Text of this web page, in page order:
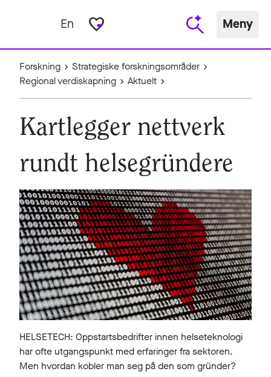
En favorite_border Meny
Forskning
Strategiske forskningsområder
Regional verdiskapning
Aktuelt
Kartlegger nettverk
rundt helsegründere
HELSETECH: Oppstartsbedrifter innen helseteknologi
har ofte utgangspunkt med erfaringer fra sektoren.
Men hvordan kobler man seg på den som gründer?